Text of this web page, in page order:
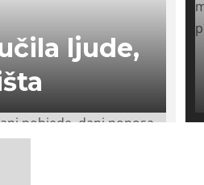
ljude,